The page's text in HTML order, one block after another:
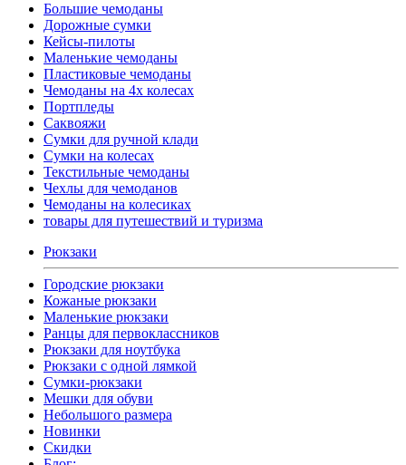
Большие чемоданы
Дорожные сумки
Кейсы-пилоты
Маленькие чемоданы
Пластиковые чемоданы
Чемоданы на 4х колесах
Портпледы
Саквояжи
Сумки для ручной клади
Сумки на колесах
Текстильные чемоданы
Чехлы для чемоданов
Чемоданы на колесиках
товары для путешествий и туризма
Рюкзаки
Городские рюкзаки
Кожаные рюкзаки
Маленькие рюкзаки
Ранцы для первоклассников
Рюкзаки для ноутбука
Рюкзаки с одной лямкой
Сумки-рюкзаки
Мешки для обуви
Небольшого размера
Новинки
Скидки